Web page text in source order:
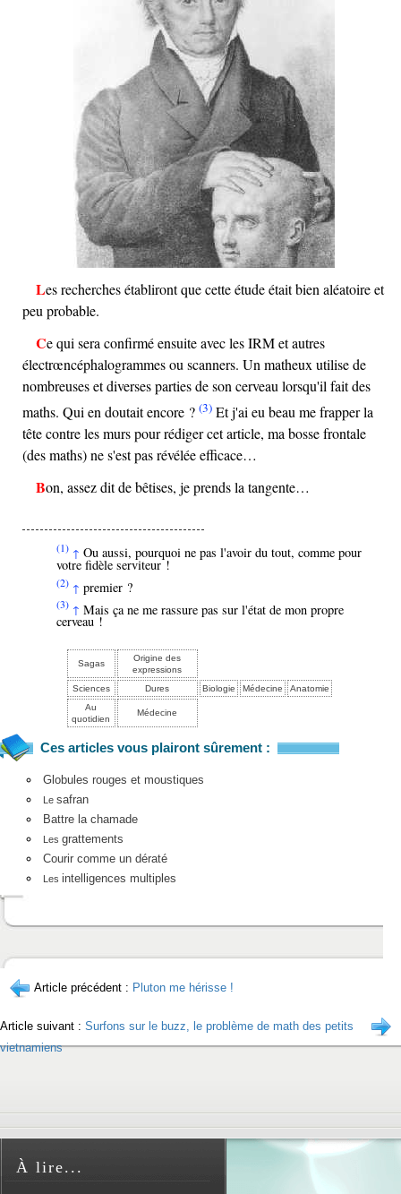
Les recherches établiront que cette étude était bien aléatoire et
peu probable.
Ce qui sera confirmé ensuite avec les IRM et autres
électrœncéphalogrammes ou scanners. Un matheux utilise de
nombreuses et diverses parties de son cerveau lorsqu'il fait des
maths. Qui en doutait encore ? (3) Et j'ai eu beau me frapper la
tête contre les murs pour rédiger cet article, ma bosse frontale
(des maths) ne s'est pas révélée efficace…
Bon, assez dit de bêtises, je prends la tangente…
(1) ↑ Ou aussi, pourquoi ne pas l'avoir du tout, comme pour
votre fidèle serviteur !
(2) ↑ premier ?
(3) ↑ Mais ça ne me rassure pas sur l'état de mon propre
cerveau !
Sagas
Origine des
expressions
Sciences
Dures Biologie Médecine
Anatomie
Au
quotidien
Médecine
Ces articles vous plairont sûrement :
Globules rouges et moustiques
Le safran
Battre la chamade
Les grattements
Courir comme un dératé
Les intelligences multiples
Article précédent : Pluton me hérisse !
Article suivant : Surfons sur le buzz, le problème de math des petits
vietnamiens
À lire...